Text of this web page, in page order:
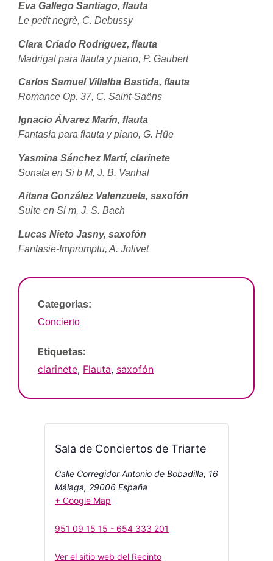
Eva Gallego Santiago, flauta
Le petit negrè, C. Debussy
Clara Criado Rodríguez, flauta
Madrigal para flauta y piano, P. Gaubert
Carlos Samuel Villalba Bastida, flauta
Romance Op. 37, C. Saint-Saëns
Ignacio Álvarez Marín, flauta
Fantasía para flauta y piano, G. Hüe
Yasmina Sánchez Martí, clarinete
Sonata en Si b M, J. B. Vanhal
Aitana González Valenzuela, saxofón
Suite en Si m, J. S. Bach
Lucas Nieto Jasny, saxofón
Fantasie-Impromptu, A. Jolivet
Categorías:
Concierto
Etiquetas:
clarinete, Flauta, saxofón
Sala de Conciertos de Triarte
Calle Corregidor Antonio de Bobadilla, 16
Málaga, 29006 España
+ Google Map
951 09 15 15 - 654 333 201
Ver el sitio web del Recinto